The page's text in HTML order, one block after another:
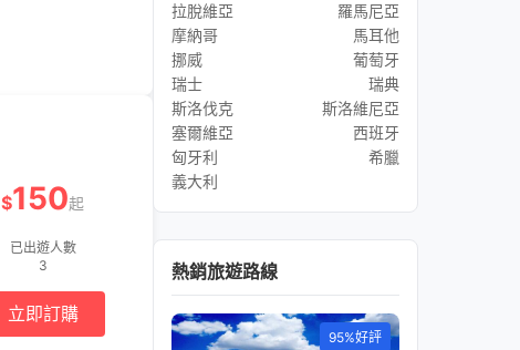
$150起
已出遊人數
3
立即訂購
拉脫維亞
羅馬尼亞
摩納哥
馬耳他
挪威
葡萄牙
瑞士
瑞典
斯洛伐克
斯洛維尼亞
塞爾維亞
西班牙
匈牙利
希臘
義大利
熱銷旅遊路線
95%好評